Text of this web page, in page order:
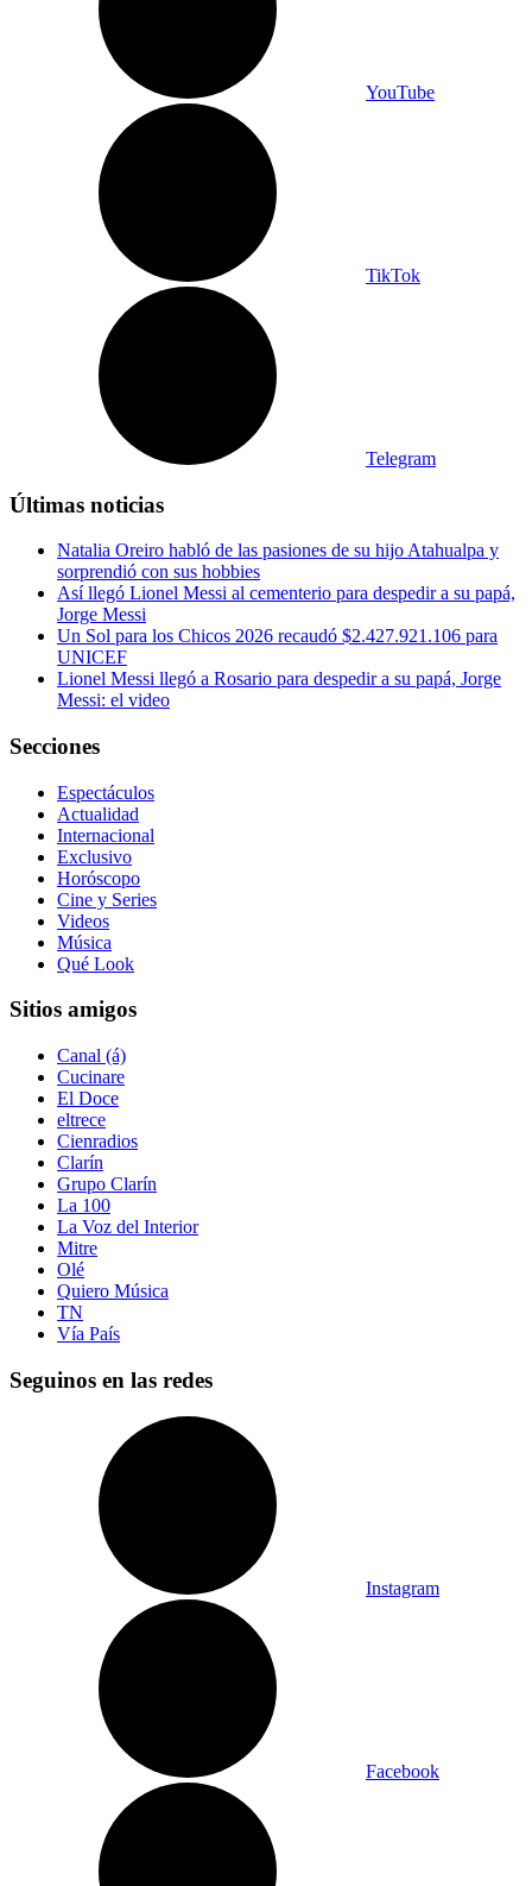
YouTube
TikTok
Telegram
Últimas noticias
Natalia Oreiro habló de las pasiones de su hijo Atahualpa y
sorprendió con sus hobbies
Así llegó Lionel Messi al cementerio para despedir a su papá,
Jorge Messi
Un Sol para los Chicos 2026 recaudó $2.427.921.106 para
UNICEF
Lionel Messi llegó a Rosario para despedir a su papá, Jorge
Messi: el video
Secciones
Espectáculos
Actualidad
Internacional
Exclusivo
Horóscopo
Cine y Series
Videos
Música
Qué Look
Sitios amigos
Canal (á)
Cucinare
El Doce
eltrece
Cienradios
Clarín
Grupo Clarín
La 100
La Voz del Interior
Mitre
Olé
Quiero Música
TN
Vía País
Seguinos en las redes
Instagram
Facebook